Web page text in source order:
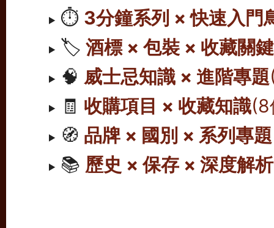
⏱️ 3分鐘系列 × 快速入門
🏷️酒標 × 包裝 × 收藏關鍵
🧠 威士忌知識 × 進階專題
🧾 收購項目 × 收藏知識(8
🧭 品牌 × 國別 × 系列專題
📚 歷史 × 保存 × 深度解析